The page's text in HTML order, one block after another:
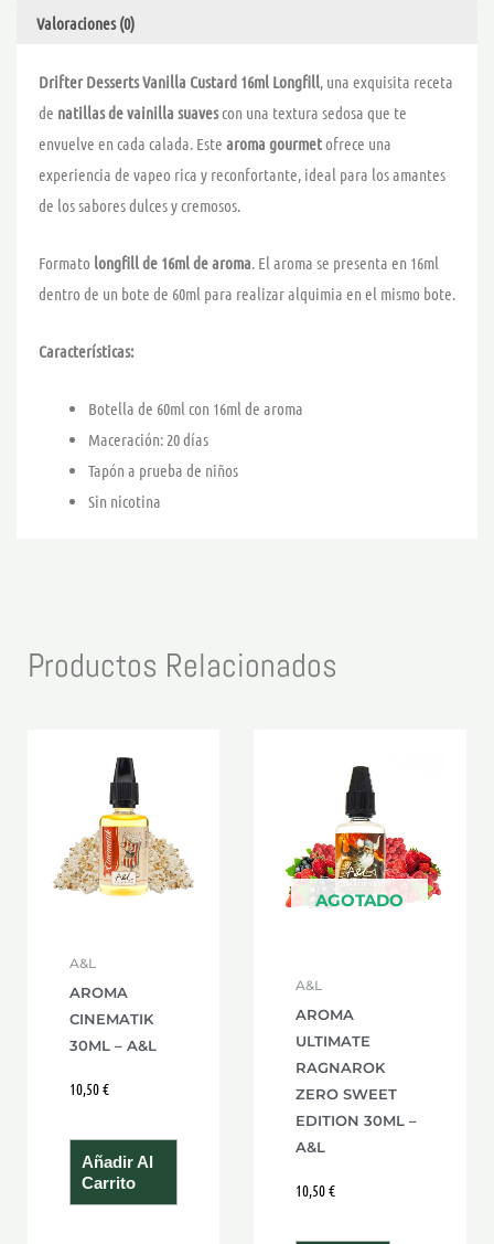
Valoraciones (0)
Drifter Desserts Vanilla Custard 16ml Longfill, una exquisita receta
de natillas de vainilla suavescon una textura sedosa que te
envuelve en cada calada. Este aroma gourmetofrece una
experiencia de vapeo rica y reconfortante, ideal para los amantes
de los sabores dulces y cremosos.
Formato longfill de 16ml de aroma. El aroma se presenta en 16ml
dentro de un bote de 60ml para realizar alquimia en el mismo bote.
Características:
Botella de 60ml con 16ml de aroma
Maceración: 20 días
Tapón a prueba de niños
Sin nicotina
Productos Relacionados
A&L
AROMA
CINEMATIK
30ML – A&L
10,50€
Añadir Al
Carrito
AGOTADO
A&L
AROMA
ULTIMATE
RAGNAROK
ZERO SWEET
EDITION 30ML –
A&L
10,50€